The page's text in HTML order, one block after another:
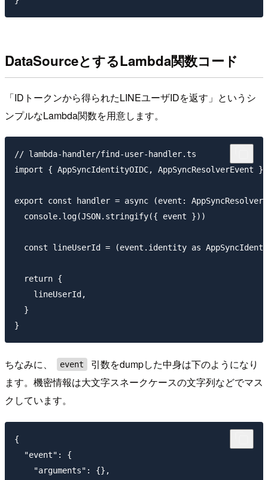
DataSourceとするLambda関数コード
「IDトークンから得られたLINEユーザIDを返す」というシ
ンプルなLambda関数を用意します。
// lambda-handler/find-user-handler.ts
import { AppSyncIdentityOIDC, AppSyncResolverEvent
export const handler = async (event:
  console.log(JSON.stringify({ event }))
const lineUserId = (event.identity as
  return {
    lineUserId,
  }
ちなみに、 event
引数をdumpした中身は下のようになり
ます。機密情報は大文字スネークケースの文字列などでマス
クしています。
{
  "event": {
    "arguments": {},